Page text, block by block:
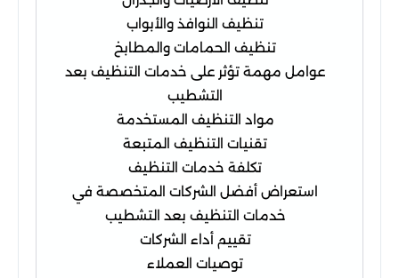
تنظيف النوافذ والأبواب
تنظيف الحمامات والمطابخ
عوامل مهمة تؤثر على خدمات التنظيف بعد
التشطيب
مواد التنظيف المستخدمة
تقنيات التنظيف المتبعة
تكلفة خدمات التنظيف
استعراض أفضل الشركات المتخصصة في
خدمات التنظيف بعد التشطيب
تقييم أداء الشركات
توصيات العملاء